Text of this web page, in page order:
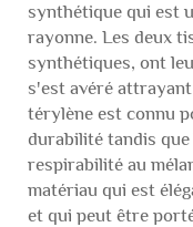
synthétique qui est
rayonne. Les deux
synthétiques, ont
s'est avéré
térylène est connu
durabilité tandis
respirabilité au
matériau qui est
et qui peut être